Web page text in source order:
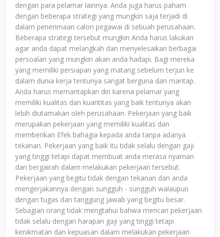
dengan para pelamar lainnya. Anda juga harus paham
dengan beberapa strategi yang mungkin saja terjadi di
dalam penerimaan calon pegawai di sebuah perusahaan.
Beberapa strategi tersebut mungkin Anda harus lakukan
agar anda dapat melangkah dan menyelesaikan berbagai
persoalan yang mungkin akan anda hadapi. Bagi mereka
yang memiliki persiapan yang matang sebelum terjun ke
dalam dunia kerja tentunya sangat berguna dan mantap.
Anda harus memantapkan diri karena pelamar yang
memiliki kualitas dan kuantitas yang baik tentunya akan
lebih diutamakan oleh perusahaan. Pekerjaan yang baik
merupakan pekerjaan yang memiliki kualitas dan
memberikan Efek bahagia kepada anda tanpa adanya
tekanan. Pekerjaan yang baik itu tidak selalu dengan gaji
yang tinggi tetapi dapat membuat anda merasa nyaman
dan bergairah dalam melakukan pekerjaan tersebut.
Pekerjaan yang begitu tidak dengan tekanan dan anda
mengerjakannya dengan sungguh - sungguh walaupun
dengan tugas dan tanggung jawab yang begitu besar.
Sebagian orang tidak mengtahui bahwa mencari pekerjaan
tidak selalu dengan harapan gaji yang tinggi tetapi
kenikmatan dan kepuasan dalam melakukan pekerjaan